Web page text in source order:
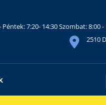
7:20- 14:30 Szombat: 8:00 -
2510